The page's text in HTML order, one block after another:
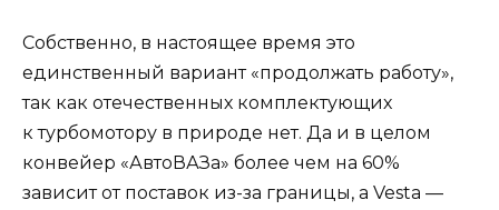
Собственно, в настоящее время это
единственный вариант «продолжать работу»,
так как отечественных комплектующих
к турбомотору в природе нет. Да и в целом
конвейер «АвтоВАЗа» более чем на 60%
зависит от поставок из-за границы, а Vesta —